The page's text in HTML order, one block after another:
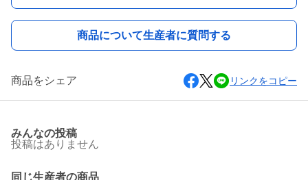
商品について生産者に質問する
商品をシェア リンクをコピー
みんなの投稿
投稿はありません
同じ生産者の商品